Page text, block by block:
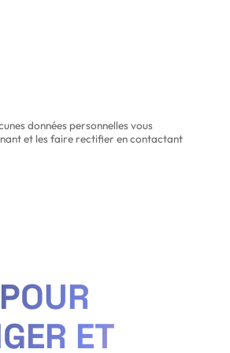
données personnelles vous
et les faire rectifier en contactant
ET